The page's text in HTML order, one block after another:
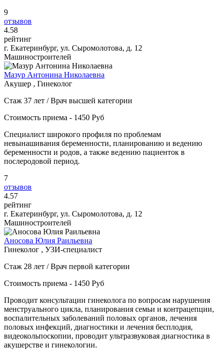
9
отзывов
4.58
рейтинг
г. Екатеринбург, ул. Сыромолотова, д. 12
Машиностроителей
Мазур Антонина Николаевна
Акушер , Гинеколог
Стаж 37 лет / Врач высшей категории
Стоимость приема - 1450 Руб
Специалист широкого профиля по проблемам
невынашивания беременности, планированию и ведению
беременности и родов, а также ведению пациенток в
послеродовой период.
7
отзывов
4.57
рейтинг
г. Екатеринбург, ул. Сыромолотова, д. 12
Машиностроителей
Аносова Юлия Раильевна
Гинеколог , УЗИ-специалист
Стаж 28 лет / Врач первой категории
Стоимость приема - 1450 Руб
Проводит консультации гинеколога по вопросам нарушения
менструального цикла, планирования семьи и контрацепции,
воспалительных заболеваний половых органов, лечения
половых инфекций, диагностики и лечения бесплодия,
видеокольпоскопии, проводит ультразвуковая диагностика в
акушерстве и гинекологии.